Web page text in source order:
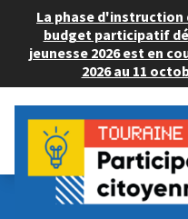
La phase d'instruction
budget participatif
jeunesse 2026 est en
2026 au 11
Budget Participatif
💡 Consulter les projets